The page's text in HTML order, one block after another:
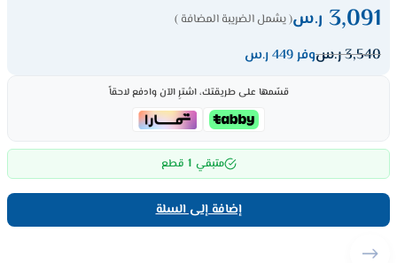
3,091 ر.س( يشمل الضريبة المضافة )
3,540ر.سوفر 449 ر.س
قسّمها على طريقتك، اشترِ الآن وادفع لاحقاً
متبقي 1 قطع
إضافة إلى السلة